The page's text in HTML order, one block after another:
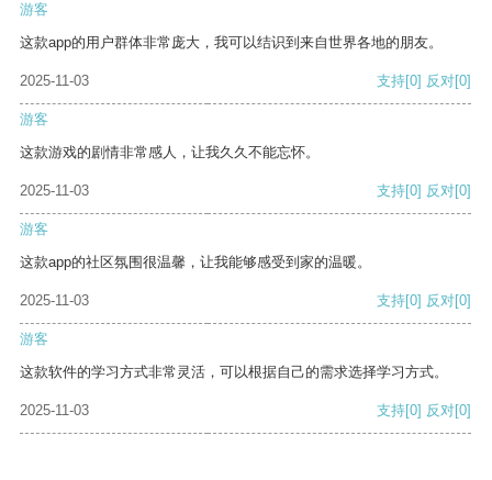
游客
这款app的用户群体非常庞大，我可以结识到来自世界各地的朋友。
2025-11-03 支持[0] 反对[0]
游客
这款游戏的剧情非常感人，让我久久不能忘怀。
2025-11-03 支持[0] 反对[0]
游客
这款app的社区氛围很温馨，让我能够感受到家的温暖。
2025-11-03 支持[0] 反对[0]
游客
这款软件的学习方式非常灵活，可以根据自己的需求选择学习方式。
2025-11-03 支持[0] 反对[0]